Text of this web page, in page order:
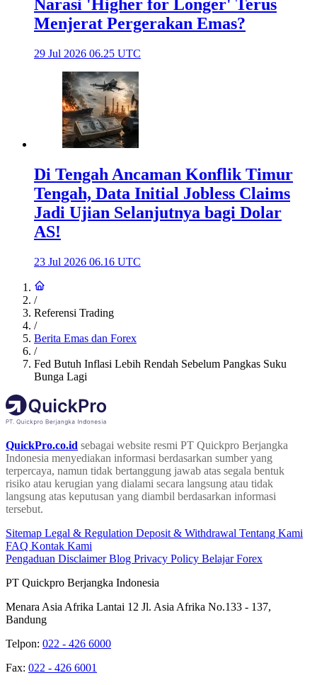
Narasi 'Higher for Longer' Terus
Menjerat Pergerakan Emas?
29 Jul 2026 06.25 UTC
Di Tengah Ancaman Konflik Timur
Tengah, Data Initial Jobless Claims
Jadi Ujian Selanjutnya bagi Dolar
AS!
23 Jul 2026 06.16 UTC
/
Referensi Trading
/
Berita Emas dan Forex
/
Fed Butuh Inflasi Lebih Rendah Sebelum Pangkas Suku
Bunga Lagi
QuickPro.co.id sebagai website resmi PT Quickpro Berjangka
Indonesia menyediakan informasi berdasarkan sumber yang
terpercaya, namun tidak bertanggung jawab atas segala bentuk
risiko atau kerugian yang dialami secara langsung atau tidak
langsung atas keputusan yang diambil berdasarkan informasi
tersebut.
Sitemap Legal & Regulation Deposit & Withdrawal Tentang Kami
FAQ Kontak Kami
Pengaduan DisclaimerBlog Privacy Policy Belajar Forex
PT Quickpro Berjangka Indonesia
Menara Asia Afrika Lantai 12 Jl. Asia Afrika No.133 - 137,
Bandung
Telpon: 022 - 426 6000
Fax: 022 - 426 6001